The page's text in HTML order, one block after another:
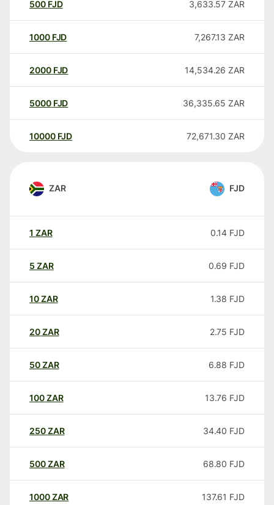
500 FJD 3,633.57 ZAR
1000 FJD 7,267.13 ZAR
2000 FJD 14,534.26 ZAR
5000 FJD 36,335.65 ZAR
10000 FJD 72,671.30 ZAR
ZAR FJD
1 ZAR 0.14 FJD
5 ZAR 0.69 FJD
10ZAR 1.38 FJD
20ZAR 2.75 FJD
50ZAR 6.88 FJD
100ZAR 13.76 FJD
250ZAR 34.40 FJD
500ZAR 68.80 FJD
1000ZAR 137.61 FJD